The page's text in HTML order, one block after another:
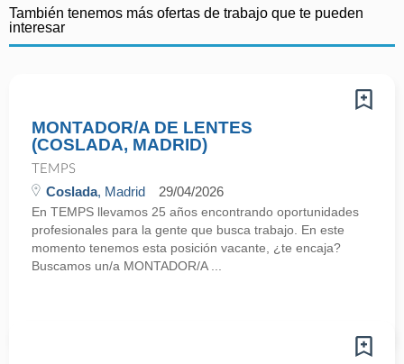
También tenemos más ofertas de trabajo que te pueden
interesar
MONTADOR/A DE LENTES
(COSLADA, MADRID)
TEMPS
Coslada, Madrid 29/04/2026
En TEMPS llevamos 25 años encontrando oportunidades
profesionales para la gente que busca trabajo. En este
momento tenemos esta posición vacante, ¿te encaja?
Buscamos un/a MONTADOR/A ...